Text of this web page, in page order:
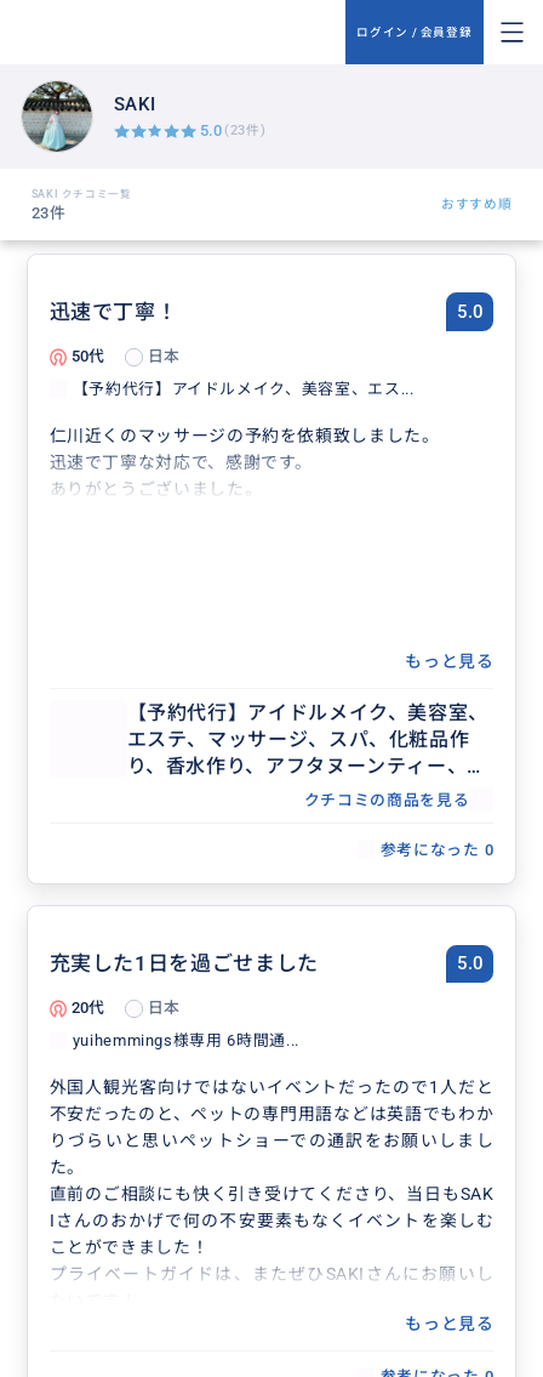
ログイン / 会員登録
SAKI
5.0 (23件)
SAKI クチコミ一覧
23件 おすすめ順
迅速で丁寧！ 5.0
50代
日本
【予約代行】アイドルメイク、美容室、エス...
仁川近くのマッサージの予約を依頼致しました。
迅速で丁寧な対応で、感謝です。
ありがとうございました。
もっと見る
【予約代行】アイドルメイク、美容室、
エステ、マッサージ、スパ、化粧品作
り、香水作り、アフタヌーンティー、記
念日ディナー、レストラン団体予約な
クチコミの商品を見る
参考になった 0
充実した1日を過ごせました 5.0
20代
日本
yuihemmings様専用 6時間通...
外国人観光客向けではないイベントだったので1人だと
不安だったのと、ペットの専門用語などは英語でもわか
りづらいと思いペットショーでの通訳をお願いしまし
た。
直前のご相談にも快く引き受けてくださり、当日もSAK
Iさんのおかげで何の不安要素もなくイベントを楽しむ
ことができました！
プライベートガイドは、またぜひSAKIさんにお願いし
もっと見る